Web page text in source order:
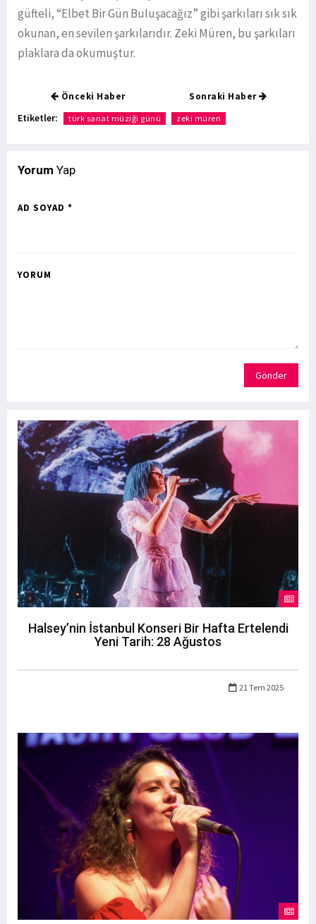
güfteli, “Elbet Bir Gün Buluşacağız” gibi şarkıları sık sık
okunan, en sevilen şarkılarıdır. Zeki Müren, bu şarkıları
plaklara da okumuştur.
Önceki Haber Sonraki Haber
Etiketler: türk sanat müziği günü zeki müren
Yorum Yap
AD SOYAD *
YORUM
Gönder
Halsey’nin İstanbul Konseri Bir Hafta Ertelendi
Yeni Tarih: 28 Ağustos
21 Tem 2025